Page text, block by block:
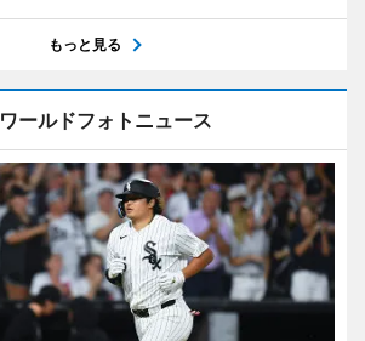
もっと見る
ワールドフォトニュース